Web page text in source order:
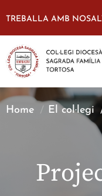
TREBALLA AMB
Home El col·legi